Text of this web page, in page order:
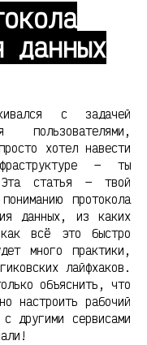
данных
с задачей
пользователями,
хотел навести
— ты
статья — твой
протокола
данных, из каких
всё это быстро
много практики,
лайфхаков.
объяснить, что
настроить рабочий
другими сервисами